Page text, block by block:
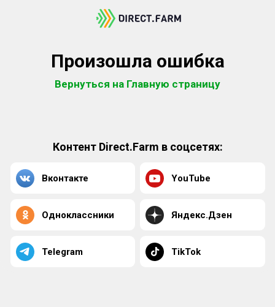
Произошла ошибка
Вернуться на Главную страницу
Контент Direct.Farm в соцсетях:
Вконтакте YouTube
Одноклассники Яндекс.Дзен
Telegram TikTok